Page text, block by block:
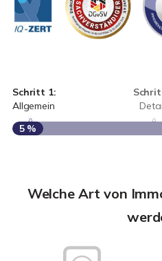
Schritt 1:
Allgemein
5 %
Welche Art von